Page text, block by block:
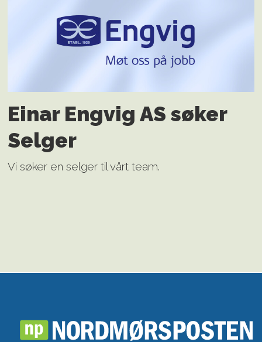
Einar Engvig AS søker
Selger
Vi søker en selger til vårt team.